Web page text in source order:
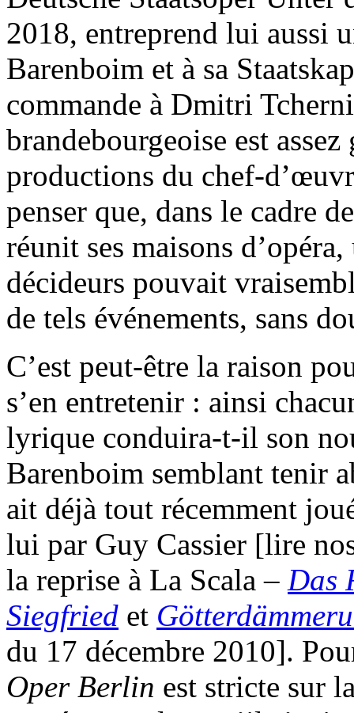
2018, entreprend lui aussi
Barenboim et à sa
commande à Dmitri
brandebourgeoise est
productions du chef-
penser que, dans le cadre
réunit ses maisons
décideurs pouvait
de tels événements, sans
C’est peut-être la raison
s’en entretenir : ainsi
lyrique conduira-t-il son
Barenboim semblant tenir
ait déjà tout récemment
lui par Guy Cassier [lire
la reprise à La Scala – Das
Siegfried et
du 17 décembre 2010].
Oper Berlin est stricte sur